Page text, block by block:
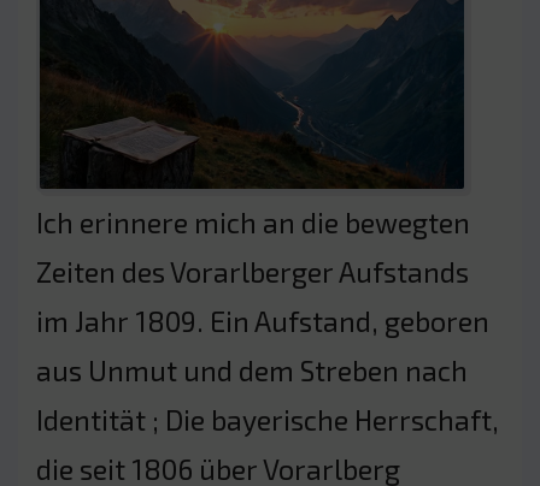
Ich erinnere mich an die bewegten
Zeiten des Vorarlberger Aufstands
im Jahr 1809. Ein Aufstand, geboren
aus Unmut und dem Streben nach
Identität ; Die bayerische Herrschaft,
die seit 1806 über Vorarlberg